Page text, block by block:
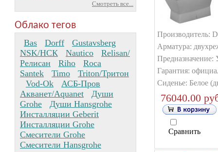
Смотреть все...
Облако тегов
Bas Dorff
Gustavsberg
NSK/НСК
Nautico
Relisan/
Релисан
Riho
Roca
Santek
Timo
Triton/Тритон
Vod-Ok
АСБ-Пров
Акванет/Aquanet
Души
Grohe
Души Hansgrohe
Инсталляции Geberit
Инсталляции Grohe
Смесители Grohe
Смесители Hansgrohe
Производитель:
Арматура:
Предназначение:
Гарантия:
Сиденье: Белое
76040.00
Сравнить